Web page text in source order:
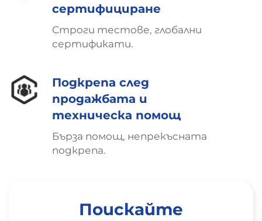
сертифициране
Строги тестове, глобални
сертификати.
Подкрепа след
продажбата и
техническа помощ
Бърза помощ, непрекъсната
подкрепа.
Поискайте